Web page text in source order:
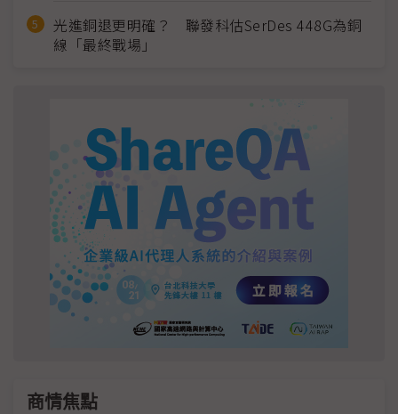
光進銅退更明確？ 聯發科估SerDes 448G為銅
線「最終戰場」
商情焦點